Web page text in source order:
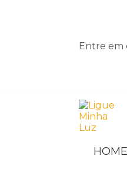
Entre em
HOME